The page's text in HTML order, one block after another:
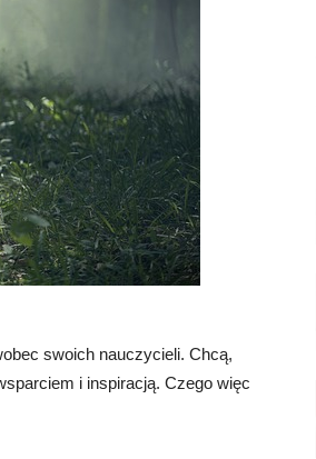
swoich nauczycieli. Chcą,
i inspiracją. Czego więc